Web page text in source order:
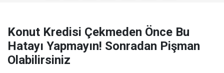
Konut Kredisi Çekmeden Önce Bu
Hatayı Yapmayın! Sonradan Pişman
Olabilirsiniz